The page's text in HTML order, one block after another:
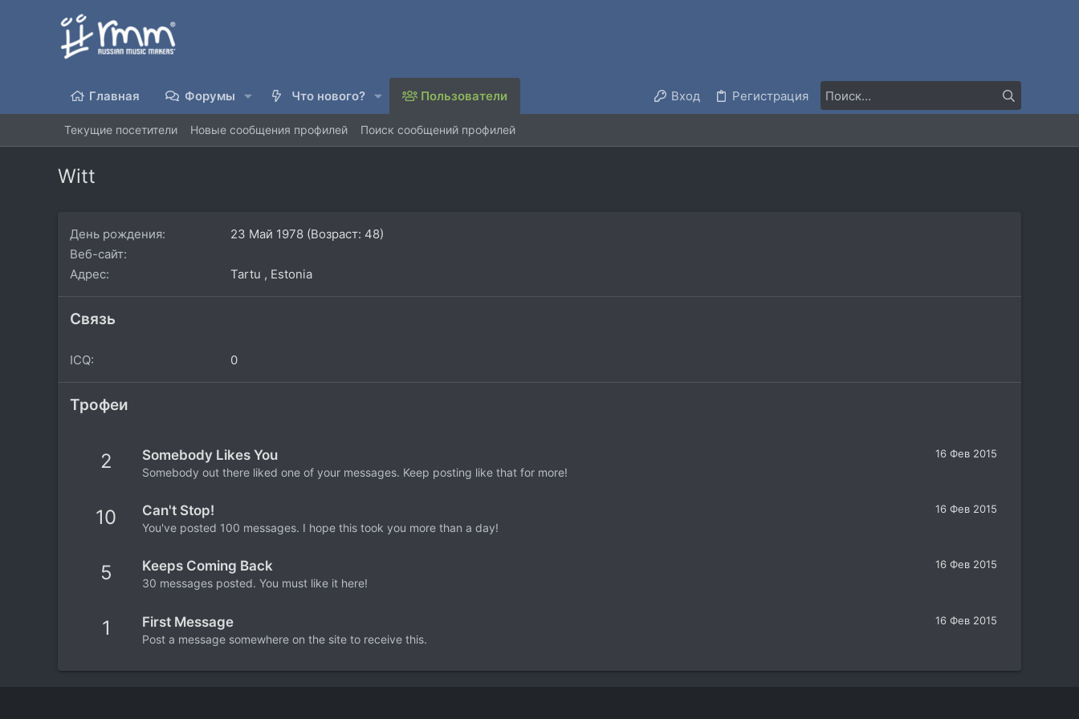
Главная Форумы Что нового? Пользователи Вход Регистрация
Текущие посетители Новые сообщения профилей Поиск сообщений профилей
Witt
День рождения
23 Май 1978 (Возраст: 48)
Веб-сайт
Адрес
Tartu , Estonia
Связь
ICQ 0
Трофеи
2 16 Фев 2015
Somebody Likes You
Somebody out there liked one of your messages. Keep posting like that for more!
10 16 Фев 2015
Can't Stop!
You've posted 100 messages. I hope this took you more than a day!
5 16 Фев 2015
Keeps Coming Back
30 messages posted. You must like it here!
1 16 Фев 2015
First Message
Post a message somewhere on the site to receive this.